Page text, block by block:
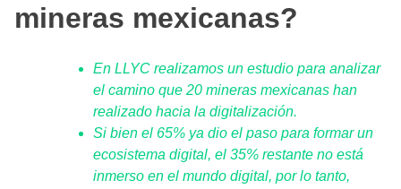
mineras mexicanas?
En LLYC realizamos un estudio para analizar
el camino que 20 mineras mexicanas han
realizado hacia la digitalización.
Si bien el 65% ya dio el paso para formar un
ecosistema digital, el 35% restante no está
inmerso en el mundo digital, por lo tanto,